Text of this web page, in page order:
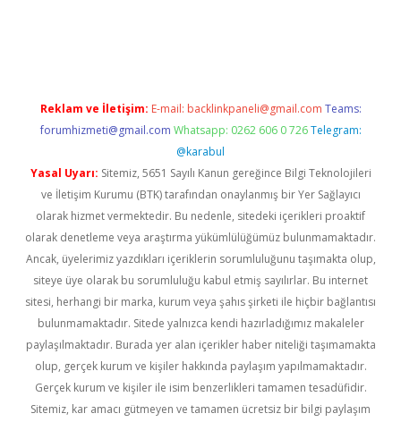
Reklam ve İletişim: E-mail: backlinkpaneli@gmail.com Teams:
forumhizmeti@gmail.com Whatsapp: 0262 606 0 726 Telegram:
@karabul
Yasal Uyarı: Sitemiz, 5651 Sayılı Kanun gereğince Bilgi Teknolojileri
ve İletişim Kurumu (BTK) tarafından onaylanmış bir Yer Sağlayıcı
olarak hizmet vermektedir. Bu nedenle, sitedeki içerikleri proaktif
olarak denetleme veya araştırma yükümlülüğümüz bulunmamaktadır.
Ancak, üyelerimiz yazdıkları içeriklerin sorumluluğunu taşımakta olup,
siteye üye olarak bu sorumluluğu kabul etmiş sayılırlar. Bu internet
sitesi, herhangi bir marka, kurum veya şahıs şirketi ile hiçbir bağlantısı
bulunmamaktadır. Sitede yalnızca kendi hazırladığımız makaleler
paylaşılmaktadır. Burada yer alan içerikler haber niteliği taşımamakta
olup, gerçek kurum ve kişiler hakkında paylaşım yapılmamaktadır.
Gerçek kurum ve kişiler ile isim benzerlikleri tamamen tesadüfidir.
Sitemiz, kar amacı gütmeyen ve tamamen ücretsiz bir bilgi paylaşım